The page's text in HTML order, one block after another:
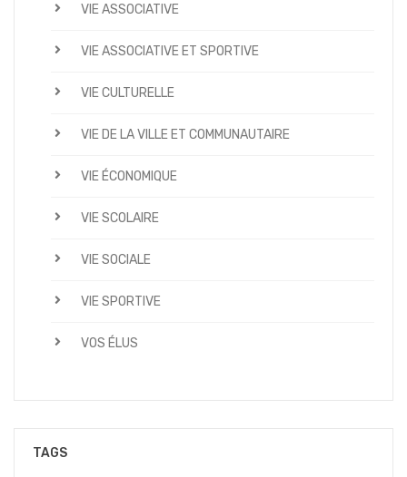
VIE ASSOCIATIVE
VIE ASSOCIATIVE ET SPORTIVE
VIE CULTURELLE
VIE DE LA VILLE ET COMMUNAUTAIRE
VIE ÉCONOMIQUE
VIE SCOLAIRE
VIE SOCIALE
VIE SPORTIVE
VOS ÉLUS
TAGS